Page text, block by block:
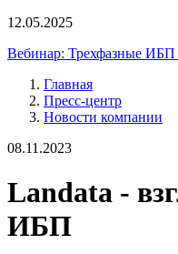
12.05.2025
Вебинар: Трехфазные
Главная
Пресс-центр
Новости компании
08.11.2023
Landata -
ИБП